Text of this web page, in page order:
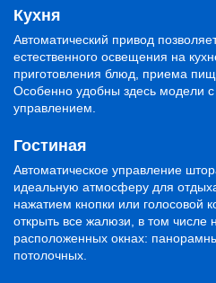
Кухня
Автоматический привод
естественного освещения на
приготовления блюд, приема
Особенно удобны здесь модели
управлением.
Гостиная
Автоматическое управление
идеальную атмосферу для
нажатием кнопки или голосовой
открыть все жалюзи, в том числе
расположенных окнах:
потолочных.